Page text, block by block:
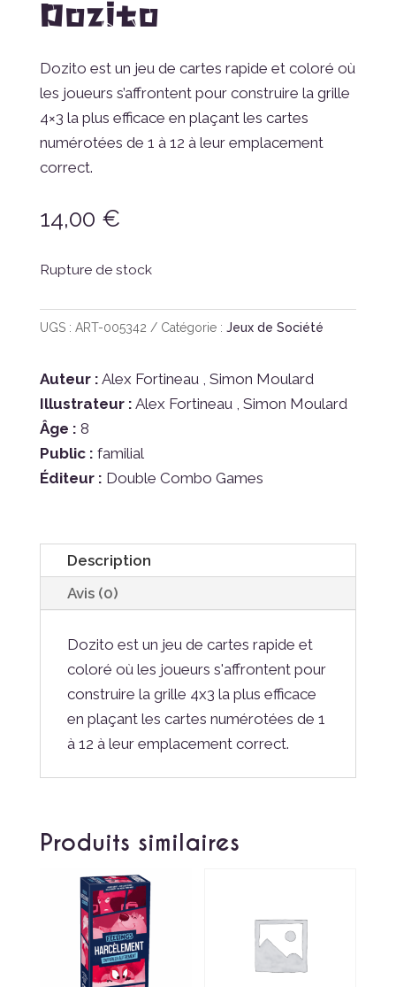
Dozito
Dozito est un jeu de cartes rapide et coloré où
les joueurs s’affrontent pour construire la grille
4×3 la plus efficace en plaçant les cartes
numérotées de 1 à 12 à leur emplacement
correct.
14,00 €
Rupture de stock
UGS : ART-005342 Catégorie : Jeux de Société
Auteur : Alex Fortineau , Simon Moulard
Illustrateur : Alex Fortineau , Simon Moulard
Âge : 8
Public : familial
Éditeur : Double Combo Games
Description
Avis (0)
Dozito est un jeu de cartes rapide et
coloré où les joueurs s'affrontent pour
construire la grille 4x3 la plus efficace
en plaçant les cartes numérotées de 1
à 12 à leur emplacement correct.
Produits similaires